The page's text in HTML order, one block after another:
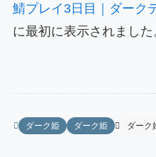
鯖プレイ3日目｜ダーク
に最初に表示されました
ダーク姫 ダーク姫 ダーク